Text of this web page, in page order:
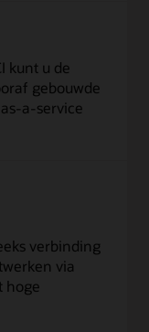
kunt u de
gebouwde
a-service
verbinding
via
hoge